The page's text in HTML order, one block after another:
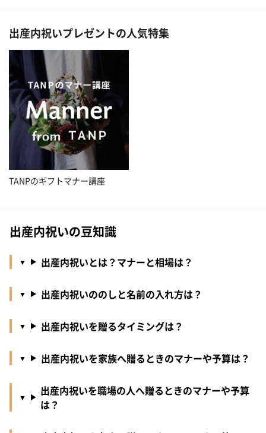
出産内祝いプレゼントの人気特集
TANPのギフトマナー講座
出産内祝いの豆知識
出産内祝いとは？マナーと相場は？
出産内祝いののしと名前の入れ方は？
出産内祝いを贈るタイミングは？
出産内祝いを家族へ贈るときのマナーや予算は？
出産内祝いを職場の人へ贈るときのマナーや予算
は？